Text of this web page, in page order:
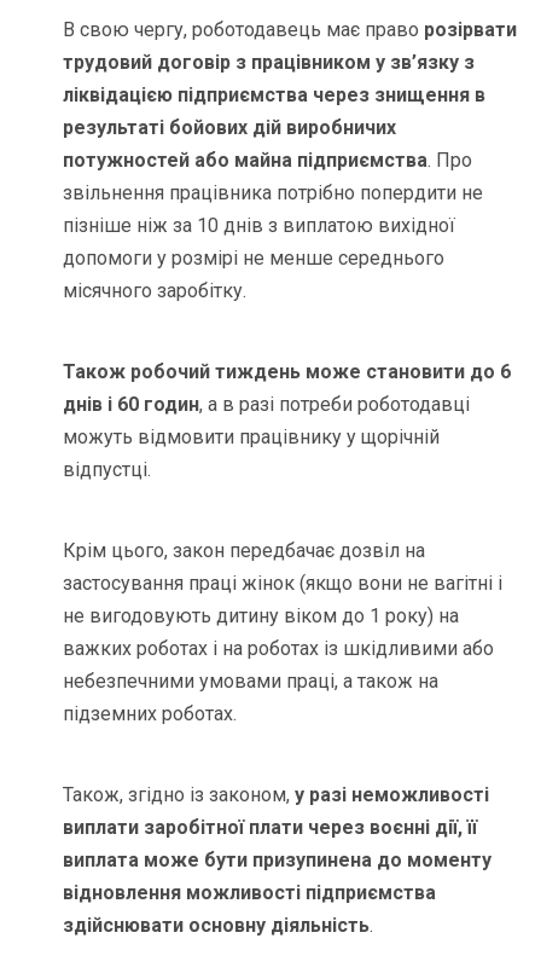
В свою чергу, роботодавець має право розірвати
трудовий договір з працівником у зв’язку з
ліквідацією підприємства через знищення в
результаті бойових дій виробничих
потужностей або майна підприємства. Про
звільнення працівника потрібно попердити не
пізніше ніж за 10 днів з виплатою вихідної
допомоги у розмірі не менше середнього
місячного заробітку.
Також робочий тиждень може становити до 6
днів і 60 годин, а в разі потреби роботодавці
можуть відмовити працівнику у щорічній
відпустці.
Крім цього, закон передбачає дозвіл на
застосування праці жінок (якщо вони не вагітні і
не вигодовують дитину віком до 1 року) на
важких роботах і на роботах із шкідливими або
небезпечними умовами праці, а також на
підземних роботах.
Також, згідно із законом,у разі неможливості
виплати заробітної плати через воєнні дії, її
виплата може бути призупинена до моменту
відновлення можливості підприємства
здійснювати основну діяльність.